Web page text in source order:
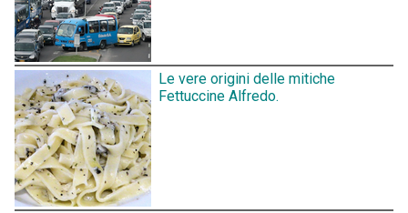
Le vere origini delle mitiche
Fettuccine Alfredo.